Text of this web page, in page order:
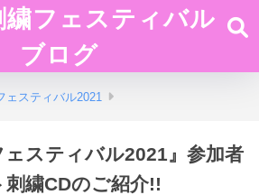
繍フェスティバル
ブログ
ェスティバル2021
ェスティバル2021』参加者
繍CDのご紹介!!